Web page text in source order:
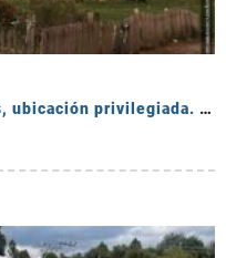
Hacienda Machachi 25 hectáreas, ubicación privilegiada. Mucha Agua